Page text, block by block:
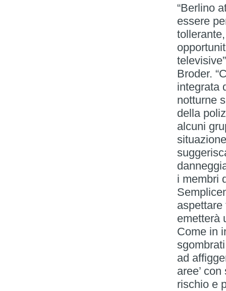
“Berlino
essere
Broder.
integrata
notturne
della
alcuni
i membri
emetterà
Come in
ad
aree’
rischio e